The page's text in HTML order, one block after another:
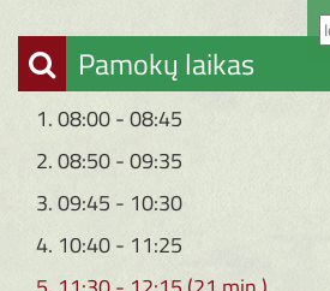
Pamokų laikas
1. 08:00 - 08:45
2. 08:50 - 09:35
3. 09:45 - 10:30
4. 10:40 - 11:25